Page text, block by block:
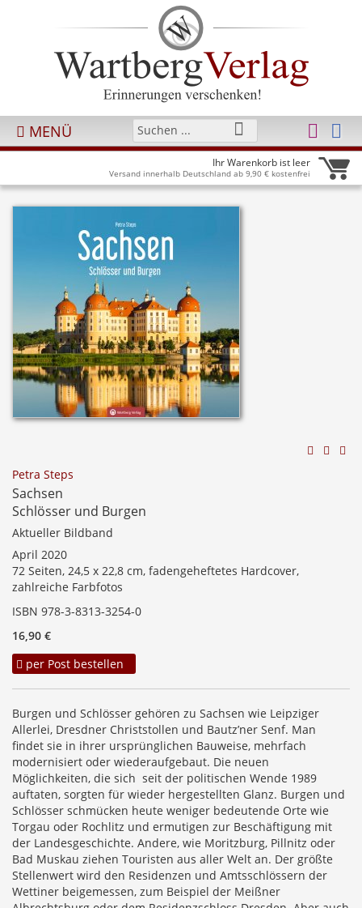
MENÜ
Ihr Warenkorb ist leer
Versand innerhalb Deutschland ab 9,90 € kostenfrei
Petra Steps
Sachsen
Schlösser und Burgen
Aktueller Bildband
April 2020
72 Seiten, 24,5 x 22,8 cm, fadengeheftetes Hardcover,
zahlreiche Farbfotos
ISBN 978-3-8313-3254-0
16,90 €
per Post bestellen
Burgen und Schlösser gehören zu Sachsen wie Leipziger
Allerlei, Dresdner Christstollen und Bautz’ner Senf. Man
findet sie in ihrer ursprünglichen Bauweise, mehrfach
modernisiert oder wiederaufgebaut. Die neuen
Möglichkeiten, die sich seit der politischen Wende 1989
auftaten, sorgten für wieder hergestellten Glanz. Burgen und
Schlösser schmücken heute weniger bedeutende Orte wie
Torgau oder Rochlitz und ermutigen zur Beschäftigung mit
der Landesgeschichte. Andere, wie Moritzburg, Pillnitz oder
Bad Muskau ziehen Touristen aus aller Welt an. Der größte
Stellenwert wird den Residenzen und Amtsschlössern der
Wettiner beigemessen, zum Beispiel der Meißner